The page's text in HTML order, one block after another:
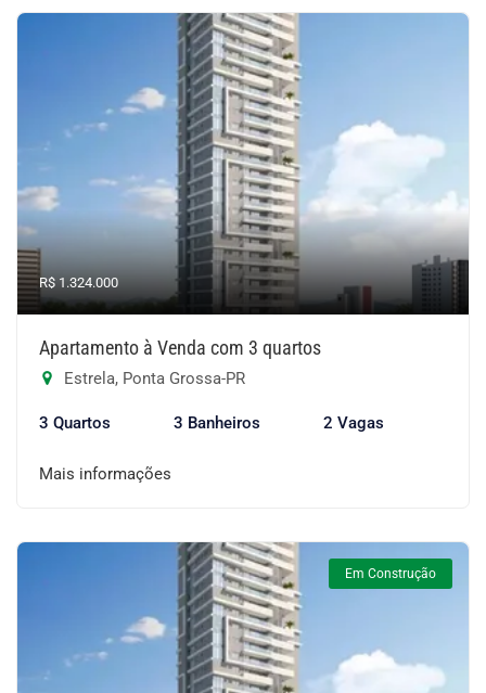
R$ 1.324.000
Apartamento à Venda com 3 quartos
Estrela, Ponta Grossa-PR
3 Quartos 3 Banheiros 2 Vagas
Mais informações
Em Construção